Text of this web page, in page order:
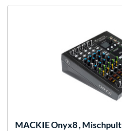
MACKIEOnyx8 , Mischpult